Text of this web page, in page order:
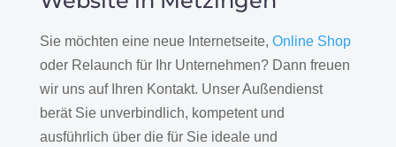
Sie möchten eine neue Internetseite, Online Shop
oder Relaunch für Ihr Unternehmen? Dann freuen
wir uns auf Ihren Kontakt. Unser Außendienst
berät Sie unverbindlich, kompetent und
ausführlich über die für Sie ideale und